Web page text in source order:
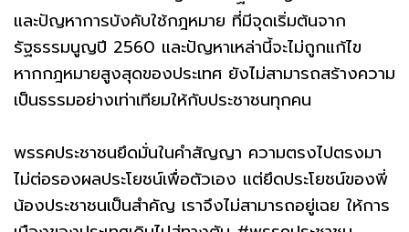
และปัญหาการบังคับใช้กฎหมาย ที่มีจุดเริ่มต้นจาก
รัฐธรรมนูญปี 2560 และปัญหาเหล่านี้จะไม่ถูกแก้ไข
หากกฎหมายสูงสุดของประเทศ ยังไม่สามารถสร้างความ
เป็นธรรมอย่างเท่าเทียมให้กับประชาชนทุกคน
พรรคประชาชนยึดมั่นในคำสัญญา ความตรงไปตรงมา
ไม่ต่อรองผลประโยชน์เพื่อตัวเอง แต่ยึดประโยชน์ของพี่
น้องประชาชนเป็นสำคัญ เราจึงไม่สามารถอยู่เฉย ให้การ